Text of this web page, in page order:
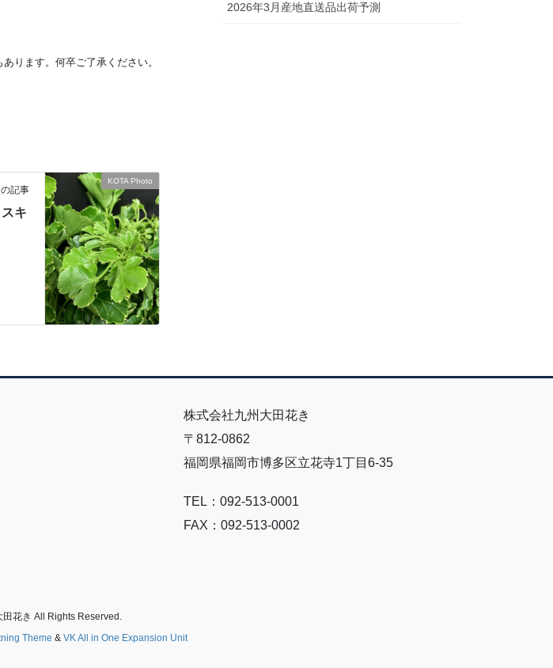
ります。何卒ご了承ください。
KOTA Photo
記事
キ
2026年3月産地直送品出荷予測
株式会社九州大田花き
〒812-0862
福岡県福岡市博多区立花寺1丁目6-35
TEL：092-513-0001
FAX：092-513-0002
花き All Rights Reserved.
Theme & VK All in One Expansion Unit